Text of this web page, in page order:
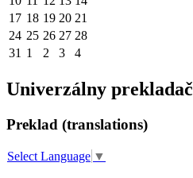
17 18 19 20 21
24 25 26 27 28
31 1 2 3 4
Univerzálny prekladač
Preklad (translations)
Select Language ▼